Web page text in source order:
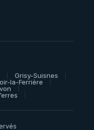
Grisy-Suisnes
la-Ferrière